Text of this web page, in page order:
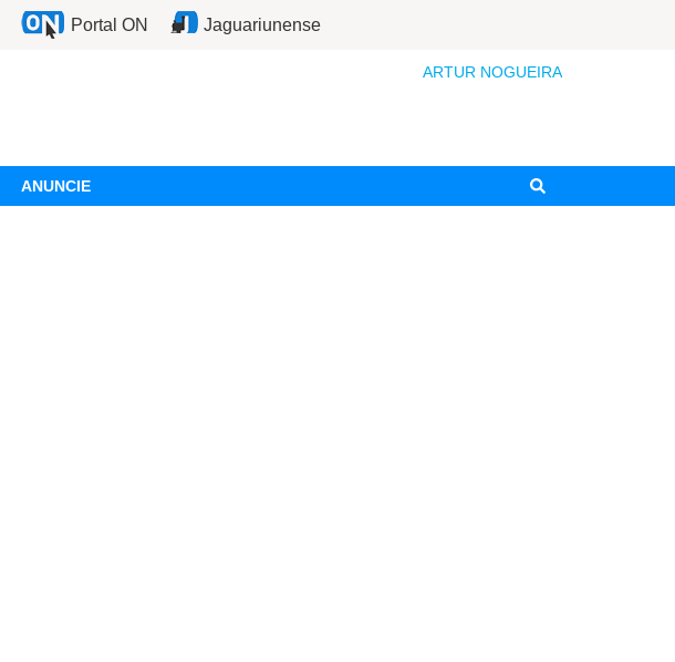
Portal ON Jaguariunense
ARTUR NOGUEIRA
ANUNCIE